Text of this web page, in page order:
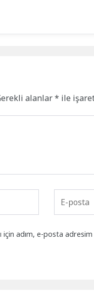
alanlar* ile
için adım, e-posta